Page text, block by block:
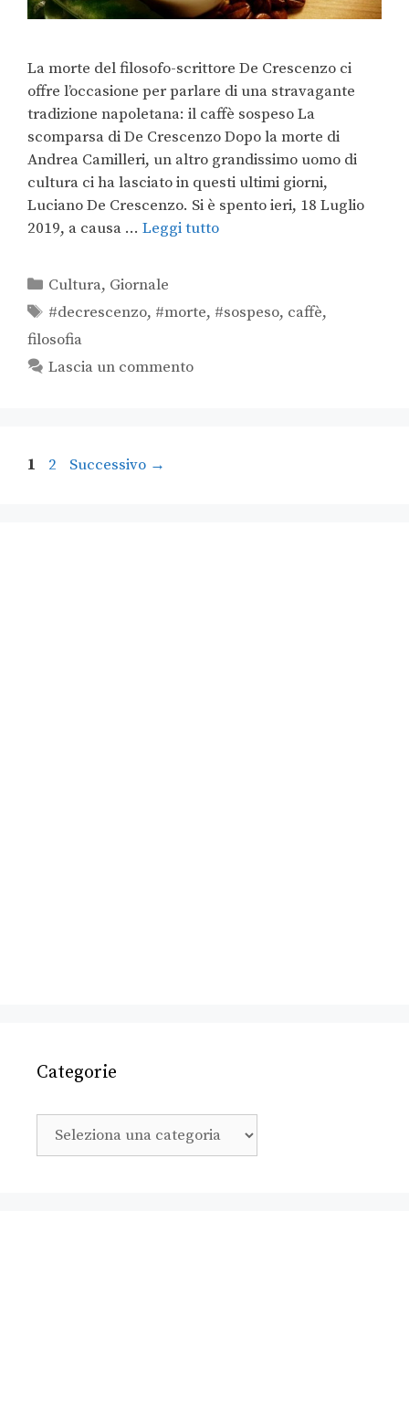
La morte del filosofo-scrittore De Crescenzo ci
offre l’occasione per parlare di una stravagante
tradizione napoletana: il caffè sospeso La
scomparsa di De Crescenzo Dopo la morte di
Andrea Camilleri, un altro grandissimo uomo di
cultura ci ha lasciato in questi ultimi giorni,
Luciano De Crescenzo. Si è spento ieri, 18 Luglio
2019, a causa … Leggi tutto
Cultura, Giornale
#decrescenzo, #morte, #sospeso, caffè,
filosofia
Lascia un commento
1 2 Successivo →
Categorie